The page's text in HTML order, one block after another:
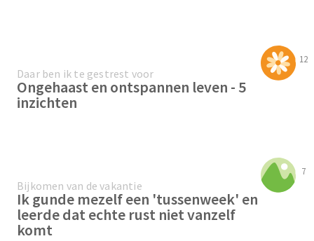
12
Daar ben ik te gestrest voor
Ongehaast en ontspannen leven - 5
inzichten
7
Bijkomen van de vakantie
Ik gunde mezelf een 'tussenweek' en
leerde dat echte rust niet vanzelf
komt